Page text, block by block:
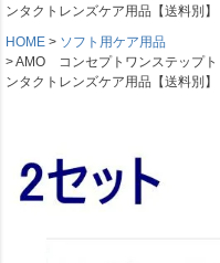
ンタクトレンズケア用品【送料別】
HOME
ソフト用ケア用品
AMO コンセプトワンステップ
ンタクトレンズケア用品【送料別】